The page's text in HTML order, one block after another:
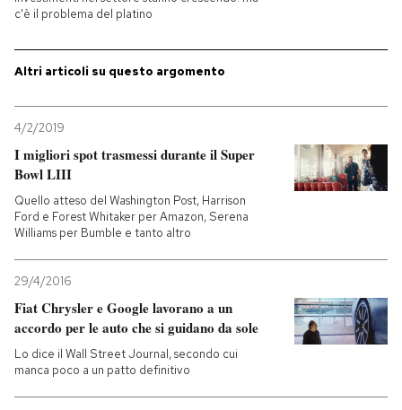
c'è il problema del platino
Altri articoli su questo argomento
4/2/2019
I migliori spot trasmessi durante il Super
Bowl LIII
Quello atteso del Washington Post, Harrison
Ford e Forest Whitaker per Amazon, Serena
Williams per Bumble e tanto altro
29/4/2016
Fiat Chrysler e Google lavorano a un
accordo per le auto che si guidano da sole
Lo dice il Wall Street Journal, secondo cui
manca poco a un patto definitivo